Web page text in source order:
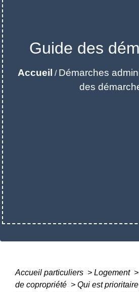
Guide des
Accueil / Démarches
des
Accueil particuliers > Logement >
de copropriété > Qui est